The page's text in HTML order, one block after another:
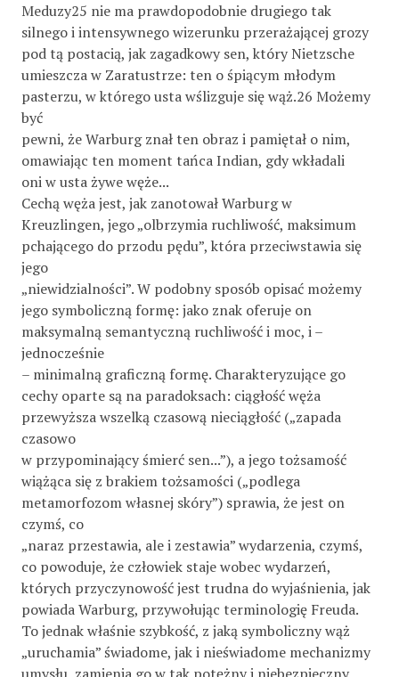
Meduzy25 nie ma prawdopodobnie drugiego tak
silnego i intensywnego wizerunku przerażającej grozy
pod tą postacią, jak zagadkowy sen, który Nietzsche
umieszcza w Zaratustrze: ten o śpiącym młodym
pasterzu, w którego usta wślizguje się wąż.26 Możemy
być
pewni, że Warburg znał ten obraz i pamiętał o nim,
omawiając ten moment tańca Indian, gdy wkładali
oni w usta żywe węże...
Cechą węża jest, jak zanotował Warburg w
Kreuzlingen, jego „olbrzymia ruchliwość, maksimum
pchającego do przodu pędu”, która przeciwstawia się
jego
„niewidzialności”. W podobny sposób opisać możemy
jego symboliczną formę: jako znak oferuje on
maksymalną semantyczną ruchliwość i moc, i –
jednocześnie
– minimalną graficzną formę. Charakteryzujące go
cechy oparte są na paradoksach: ciągłość węża
przewyższa wszelką czasową nieciągłość („zapada
czasowo
w przypominający śmierć sen...”), a jego tożsamość
wiążąca się z brakiem tożsamości („podlega
metamorfozom własnej skóry”) sprawia, że jest on
czymś, co
„naraz przestawia, ale i zestawia” wydarzenia, czymś,
co powoduje, że człowiek staje wobec wydarzeń,
których przyczynowość jest trudna do wyjaśnienia, jak
powiada Warburg, przywołując terminologię Freuda.
To jednak właśnie szybkość, z jaką symboliczny wąż
„uruchamia” świadome, jak i nieświadome mechanizmy